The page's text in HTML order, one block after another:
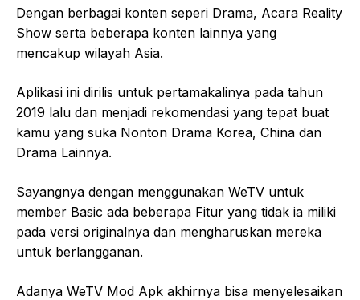
Dengan berbagai konten seperi Drama, Acara Reality
Show serta beberapa konten lainnya yang
mencakup wilayah Asia.
Aplikasi ini dirilis untuk pertamakalinya pada tahun
2019 lalu dan menjadi rekomendasi yang tepat buat
kamu yang suka Nonton Drama Korea, China dan
Drama Lainnya.
Sayangnya dengan menggunakan WeTV untuk
member Basic ada beberapa Fitur yang tidak ia miliki
pada versi originalnya dan mengharuskan mereka
untuk berlangganan.
Adanya WeTV Mod Apk akhirnya bisa menyelesaikan